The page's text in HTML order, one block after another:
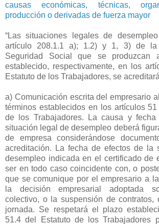
causas económicas, técnicas,
producción o derivadas de fuerza mayor
“Las situaciones legales de
artículo 208.1.1 a); 1.2) y 1, 3) de la
Seguridad Social que se produzcan
establecido, respectivamente, en los
Estatuto de los Trabajadores, se
a) Comunicación escrita del empresario
términos establecidos en los artículos
de los Trabajadores. La causa y
situación legal de desempleo deberá
de empresa considerándose
acreditación. La fecha de efectos de la
desempleo indicada en el certificado de
ser en todo caso coincidente con, o
que se comunique por el empresario a
la decisión empresarial adoptada
colectivo, o la suspensión de contratos,
jornada. Se respetará el plazo
51.4 del Estatuto de los Trabajadores